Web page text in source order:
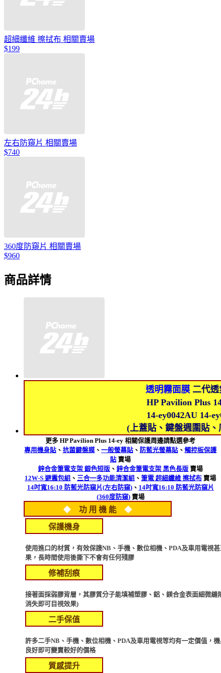
超細纖維 擦拭布 相關賣場
$199
左右防窺片 相關賣場
$740
360度防窺片 相關賣場
$960
商品詳情
透明霧面膜 二代
HP Pavilion Plus
14-ey0042AU 14-
(上蓋貼、鍵盤週圍貼
更多 HP Pavilion Plus 14-ey 相關保護周邊請點選參考
專用機身貼 、 抗菌鍵盤膜 、 一般螢幕貼 、 防藍光螢幕貼 、 觸控板保護
貼 賣場
鋅合金筆電支架 銀色短版 、 鋅合金筆電支架 黑色長版 賣場
12W-S 避震包組 、 三合一多功能清潔組 、 筆電 超細纖維 擦拭布 賣場
14吋寬16:10 防藍光防窺片(左右防窺)、 14吋寬16:10 防藍光防窺片
(360度防窺)賣場
◆ 功 用 機 能 ◆
保護機身
使用進口的材質，有效保謢NB、手機、數位相機、PDA及車用電視
果，長時間使用後撕下不會有任何殘膠
修補刮痕
接著面採弱膠背層，其膠質分子能填補塑膠、鋁、鎂合金表面細微
消失即可目視效果)
二手保值
許多二手NB、手機、數位相機、PDA及車用電視等均有一定價值，
良好即可變賣較好的價格
質感提升